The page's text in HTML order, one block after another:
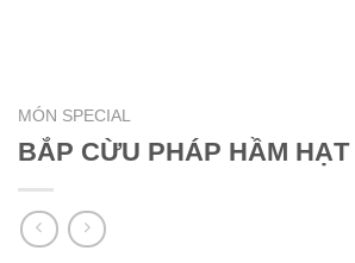
MÓN SPECIAL
BẮP CỪU PHÁP HẦM HẠT